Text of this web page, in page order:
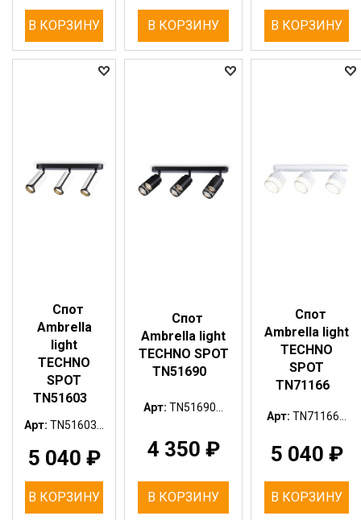
В КОРЗИНУ В КОРЗИНУ В КОРЗИНУ
Спот
Ambrella
light
TECHNO
SPOT
TN51603
Арт: TN51603...
5 040 ₽
В КОРЗИНУ
Спот
Ambrella light
TECHNO SPOT
TN51690
Арт: TN51690...
4 350 ₽
В КОРЗИНУ
Спот
Ambrella light
TECHNO
SPOT
TN71166
Арт: TN71166...
5 040 ₽
В КОРЗИНУ